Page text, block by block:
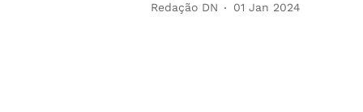
Redação DN 01 Jan 2024